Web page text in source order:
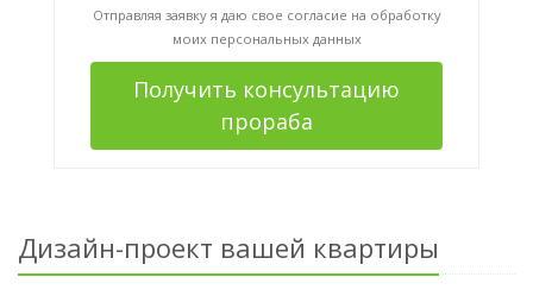
Отправляя заявку я даю свое согласие на обработку
моих персональных данных
Получить консультацию
прораба
Дизайн-проект вашей квартиры